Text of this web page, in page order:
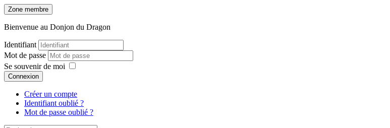
Zone membre
Bienvenue au Donjon du Dragon
Identifiant
Mot de passe
Se souvenir de moi
Connexion
Créer un compte
Identifiant oublié ?
Mot de passe oublié ?